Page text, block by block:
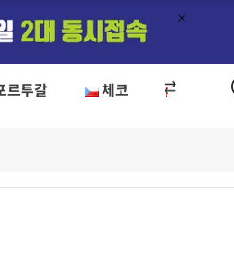
르투갈 체코 오스트